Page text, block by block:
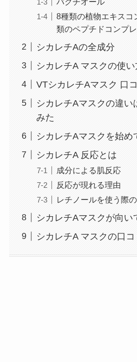
8種類の植物エキスコ
類のペプチドコンプ
シカレチAの全成分
シカレチA マスクの使い
VTシカレチAマスク 口
シカレチAマスクの違い
みた
シカレチAマスクを始め
シカレチA 反応とは
成分による肌反応
反応が現れる理由
レチノールを使う際
シカレチAマスクが向い
シカレチA マスクの口